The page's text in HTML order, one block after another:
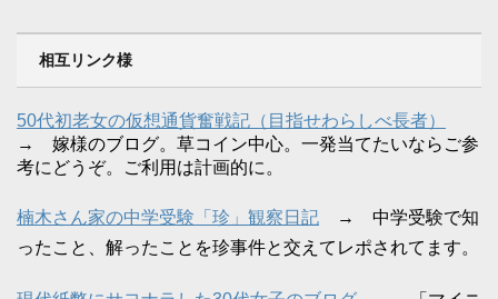
相互リンク様
50代初老女の仮想通貨奮戦記（目指せわらしべ長者）
→ 嫁様のブログ。草コイン中心。一発当てたいならご参
考にどうぞ。ご利用は計画的に。
楠木さん家の中学受験「珍」観察日記 → 中学受験で知
ったこと、解ったことを珍事件と交えてレポされてます。